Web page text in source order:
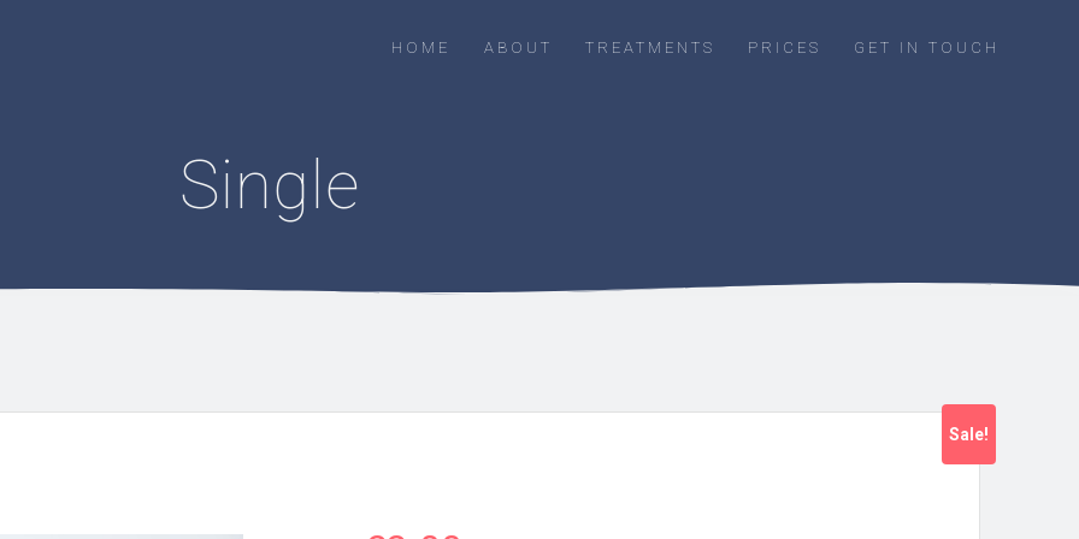
HOME ABOUT TREATMENTS PRICES GET IN TOUCH
Single
Sale!